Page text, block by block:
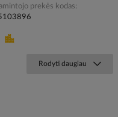
prekės kodas
Rodyti daugiau